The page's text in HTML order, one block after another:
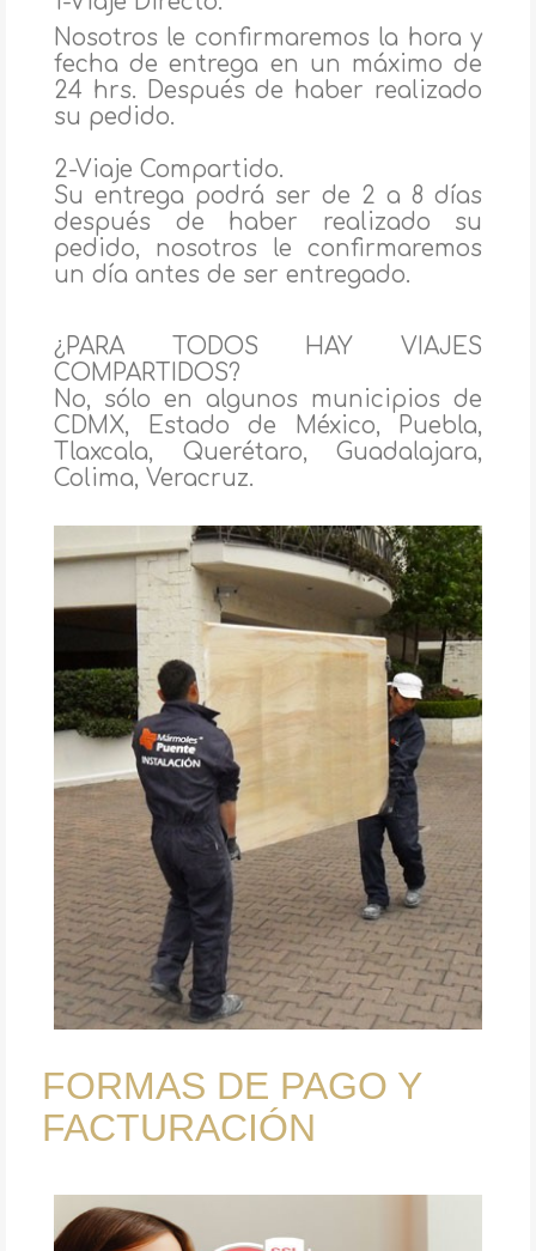
Nosotros le confirmaremos la hora y
fecha de entrega en un máximo de
24 hrs. Después de haber realizado
su pedido.
2-Viaje Compartido.
Su entrega podrá ser de 2 a 8 días
después de haber realizado su
pedido, nosotros le confirmaremos
un día antes de ser entregado.
¿PARA TODOS HAY VIAJES
COMPARTIDOS?
No, sólo en algunos municipios de
CDMX, Estado de México, Puebla,
Tlaxcala, Querétaro, Guadalajara,
Colima, Veracruz.
FORMAS DE PAGO Y
FACTURACIÓN